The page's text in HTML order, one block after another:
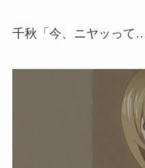
千秋「今、ニヤッって…